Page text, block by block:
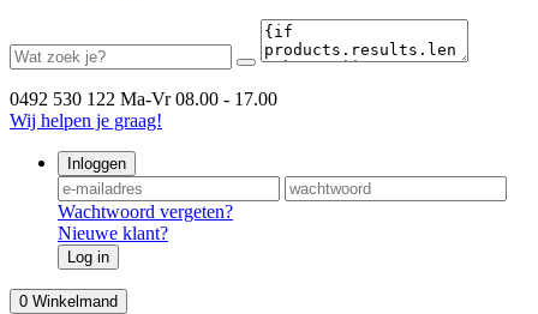
0492 530 122 Ma-Vr 08.00 - 17.00
Wij helpen je graag!
Inloggen
Wachtwoord vergeten?
Nieuwe klant?
Log in
0 Winkelmand